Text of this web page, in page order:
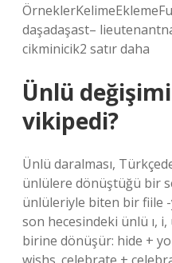
daşadaşast–
cikminicik2 satır daha
Ünlü
vikipedi?
Ünlü daralması,
ünlülere dönüştüğü bir
ünlüleriyle biten bir fiile
son hecesindeki ünlü ı,
birine dönüşür: hide +